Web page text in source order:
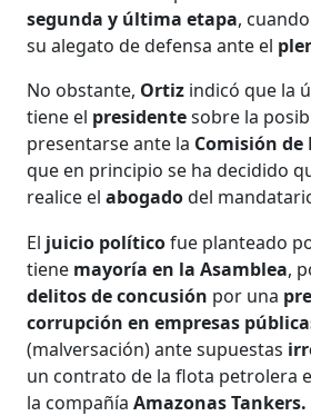
segunda y última etapa,
su alegato de defensa ante el
No obstante, Ortiz indicó que la
tiene el presidentesobre la
presentarse ante la Comisión de
que en principio se ha decidido
realice elabogadodel
El juicio políticofue planteado
tiene mayoría en la Asamblea,
delitos de concusión por una
corrupción en empresas
(malversación) ante supuestas
un contrato de la flota petrolera
la compañíaAmazonas Tankers.